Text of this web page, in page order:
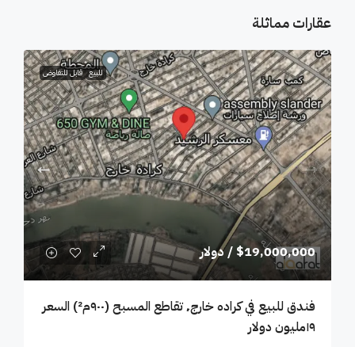
عقارات مماثلة
للبيع قابل للتفاوض
$19,000,000 / دولار
فندق للبيع في كراده خارج٬ تقاطع المسبح (٩٠٠م²) السعر
١٩مليون دولار